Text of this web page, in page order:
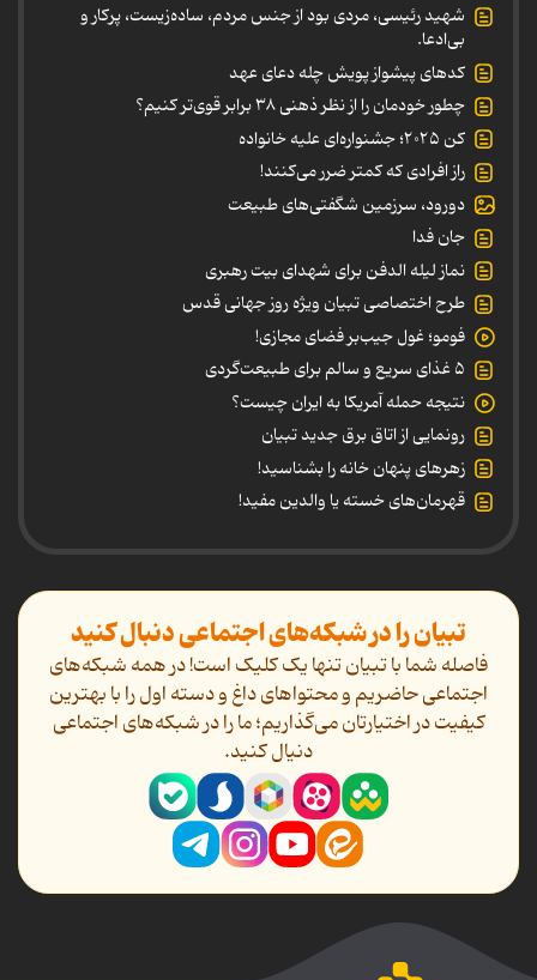
شهید رئیسی، مردی بود از جنس مردم، ساده‌زیست، پرکار و
بی‌ادعا.
کدهای پیشواز پویش چله دعای عهد
چطور خودمان را از نظر ذهنی ۳۸ برابر قوی‌تر کنیم؟
کن ۲۰۲۵؛ جشنواره‌ای علیه خانواده
راز افرادی که کمتر ضرر می‌کنند!
دورود، سرزمین شگفتی‌های طبیعت
جان فدا
نماز لیله الدفن برای شهدای بیت رهبری
طرح اختصاصی تبیان ویژه روز جهانی قدس
فومو؛ غول جیب‌بر فضای مجازی!
۵ غذای سریع و سالم برای طبیعت‌گردی
نتیجه حمله آمریکا به ایران چیست؟
رونمایی از اتاق برق جدید تبیان
زهرهای پنهان خانه را بشناسید!
قهرمان‌های خسته یا والدین مفید!
تبیان را در شبکه‌های اجتماعی دنبال کنید
فاصله شما با تبیان تنها یک کلیک است! در همه شبکه‌های
اجتماعی حاضریم و محتواهای داغ و دسته اول را با بهترین
کیفیت در اختیارتان می‌گذاریم؛ ما را در شبکه‌های اجتماعی
دنیال کنید.